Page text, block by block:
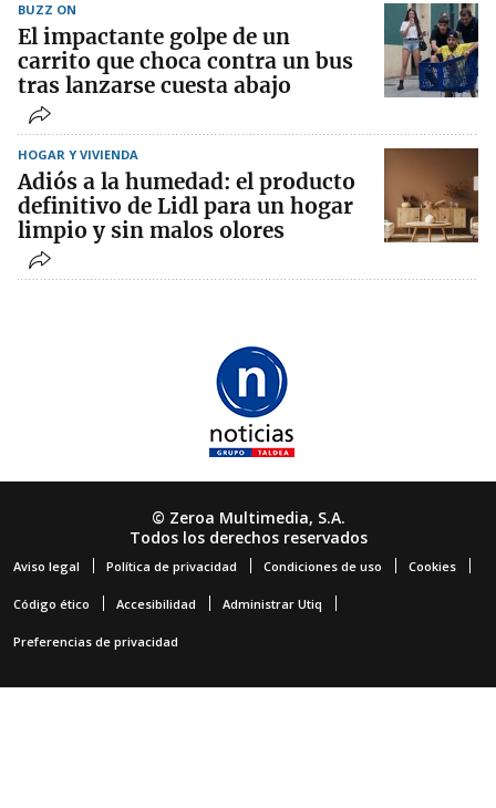
BUZZ ON
El impactante golpe de un
carrito que choca contra un bus
tras lanzarse cuesta abajo
HOGAR Y VIVIENDA
Adiós a la humedad: el producto
definitivo de Lidl para un hogar
limpio y sin malos olores
© Zeroa Multimedia, S.A.
Todos los derechos reservados
Aviso legal Política de privacidad Condiciones de uso Cookies
Código ético Accesibilidad Administrar Utiq
Preferencias de privacidad